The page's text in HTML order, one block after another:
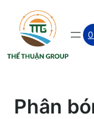
Skip
content
Phân